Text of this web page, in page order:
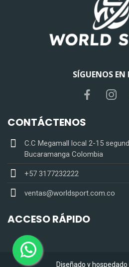
SÍGUENOS EN
CONTÁCTENOS
C.C Megamall local 2-15
Bucaramanga Colombia
+57 3177232222
ventas@worldsport.com.co
ACCESO RÁPIDO
Diseñado y hospedado